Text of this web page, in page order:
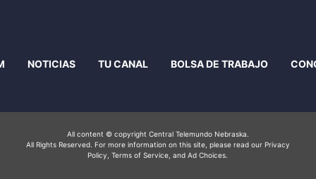
NOTICIAS TU CANAL BOLSA DE TRABAJO
All content © copyright Central Telemundo Nebraska.
All Rights Reserved. For more information on this site, please read our Privacy
Policy , Terms of Service, and Ad Choices.